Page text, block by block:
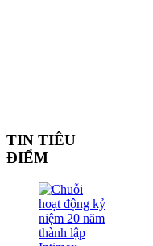
TIN TIÊU
ĐIỂM